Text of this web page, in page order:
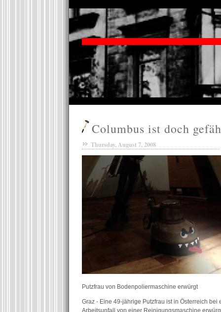
Columbus ist doch
Thursday, August 7, 2008
Putzfrau von Bodenpoliermaschine erwürgt
Graz - Eine 49-jährige Putzfrau ist in Österreich bei
Arbeitsunfall von einer Reinigungsmaschine